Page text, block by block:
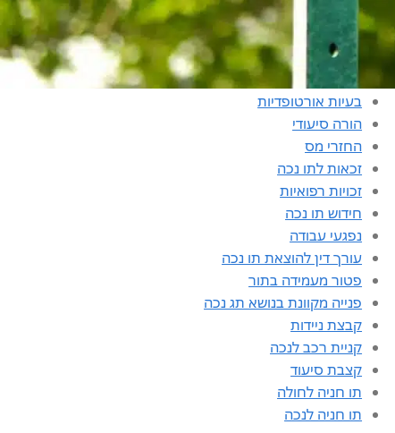
אחוזי נכות
ביטוח
ביטוח דירה
ביטוח עסק
בעיות אורטופדיות
הורה סיעודי
החזרי מס
זכאות לתו נכה
זכויות רפואיות
חידוש תו נכה
נפגעי עבודה
עורך דין להוצאת תו נכה
פטור מעמידה בתור
פנייה מקוונת בנושא תג נכה
קבצת ניידות
קניית רכב לנכה
קצבת סיעוד
תו חניה לחולה
תו חניה לנכה